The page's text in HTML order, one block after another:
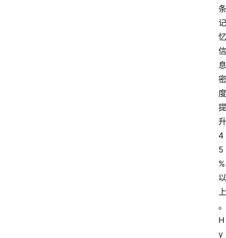
条
记
忆
信
息
密
度
提
升
4
5
%
以
上
。
H
y